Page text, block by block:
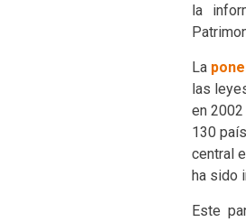
la
La
las
en
130
central
ha sido
Este